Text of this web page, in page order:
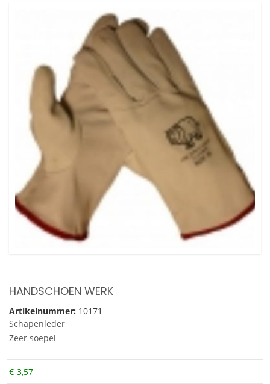
HANDSCHOEN WERK
Artikelnummer: 10171
Schapenleder
Zeer soepel
€ 3,57